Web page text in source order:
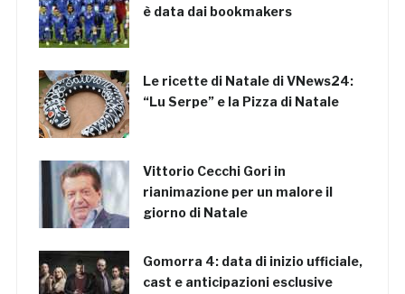
è data dai bookmakers
Le ricette di Natale di VNews24:
“Lu Serpe” e la Pizza di Natale
Vittorio Cecchi Gori in
rianimazione per un malore il
giorno di Natale
Gomorra 4: data di inizio ufficiale,
cast e anticipazioni esclusive